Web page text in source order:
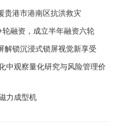
贵港市港南区抗洪救灾
融资，成立半年融资六轮
解锁沉浸式锁屏视觉新享受
中观察量化研究与风险管理价
力成型机